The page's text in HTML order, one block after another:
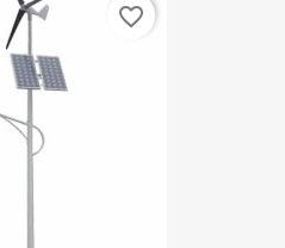
favorite_border